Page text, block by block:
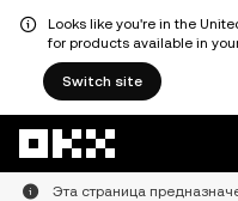
Looks like you're in the
for products available in
Switch site
Эта страница